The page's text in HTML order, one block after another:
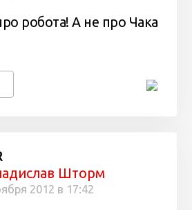
робота! А не про Чака
Шторм
2012 в 17:42